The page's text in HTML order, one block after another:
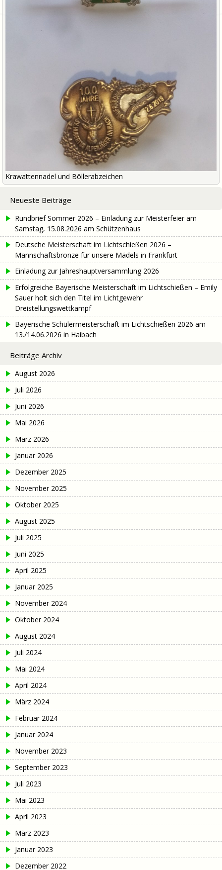
Krawattennadel und Böllerabzeichen
Neueste Beiträge
Rundbrief Sommer 2026 – Einladung zur Meisterfeier am
Samstag, 15.08.2026 am Schützenhaus
Deutsche Meisterschaft im Lichtschießen 2026 –
Mannschaftsbronze für unsere Mädels in Frankfurt
Einladung zur Jahreshauptversammlung 2026
Erfolgreiche Bayerische Meisterschaft im Lichtschießen – Emily
Sauer holt sich den Titel im Lichtgewehr
Dreistellungswettkampf
Bayerische Schülermeisterschaft im Lichtschießen 2026 am
13./14.06.2026 in Haibach
Beiträge Archiv
August 2026
Juli 2026
Juni 2026
Mai 2026
März 2026
Januar 2026
Dezember 2025
November 2025
Oktober 2025
August 2025
Juli 2025
Juni 2025
April 2025
Januar 2025
November 2024
Oktober 2024
August 2024
Juli 2024
Mai 2024
April 2024
März 2024
Februar 2024
Januar 2024
November 2023
September 2023
Juli 2023
Mai 2023
April 2023
März 2023
Januar 2023
Dezember 2022